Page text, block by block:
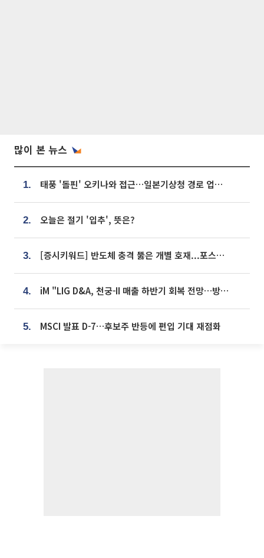
많이 본 뉴스
1. 태풍 '돌핀' 오키나와 접근…일본기상청 경로 업데이트
2. 오늘은 절기 '입추', 뜻은?
3. [증시키워드] 반도체 충격 뚫은 개별 호재...포스코퓨처엠·에코프로·한화솔루션 '눈길'
4. iM "LIG D&A, 천궁-II 매출 하반기 회복 전망…방산 톱픽 유지"
5. MSCI 발표 D-7…후보주 반등에 편입 기대 재점화